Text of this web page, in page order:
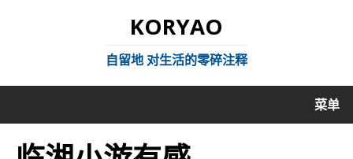
KORYAO
自留地 对生活的零碎注释
菜单